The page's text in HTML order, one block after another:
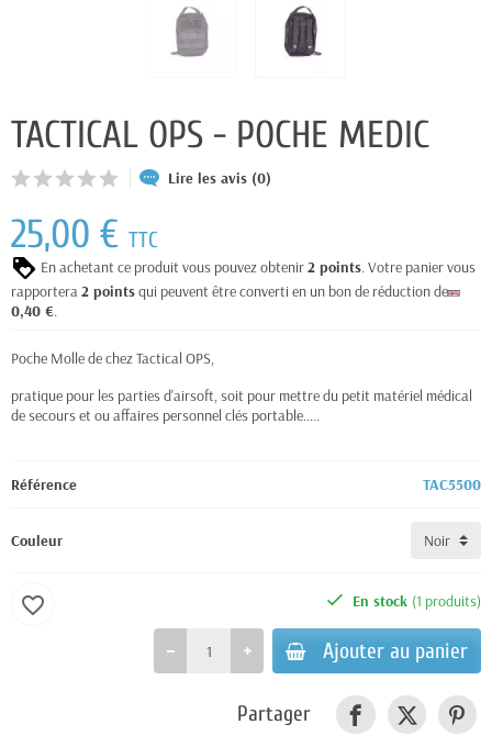
TACTICAL OPS - POCHE MEDIC
Lire les avis (0)
25,00 € TTC
En achetant ce produit vous pouvez obtenir2 points. Votre panier vous
rapportera2 pointsqui peuvent être converti en un bon de réduction de
0,40 €.
Poche Molle de chez Tactical OPS,
pratique pour les parties d'airsoft, soit pour mettre du petit matériel médical
de secours et ou affaires personnel clés portable.....
Référence TAC5500
Couleur
En stock (1 produits)
Ajouter au panier
favorite_border
Partager